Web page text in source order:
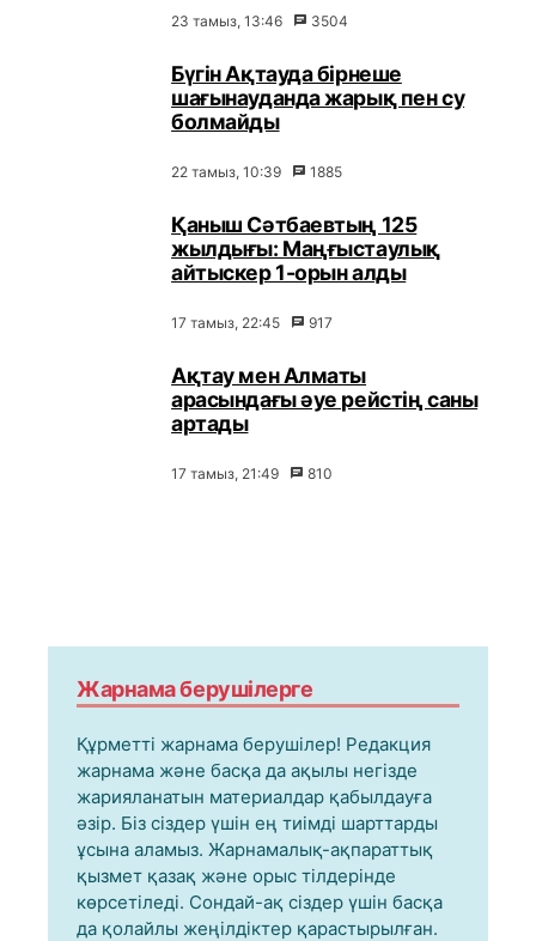
23 тамыз, 13:46 3504
Бүгін Ақтауда бірнеше
шағынауданда жарық пен су
болмайды
22 тамыз, 10:39 1885
Қаныш Сәтбаевтың 125
жылдығы: Маңғыстаулық
айтыскер 1-орын алды
17 тамыз, 22:45 917
Ақтау мен Алматы
арасындағы әуе рейстің саны
артады
17 тамыз, 21:49 810
Жарнама берушілерге
Құрметті жарнама берушілер! Редакция
жарнама және басқа да ақылы негізде
жарияланатын материалдар қабылдауға
әзір. Біз сіздер үшін ең тиімді шарттарды
ұсына аламыз. Жарнамалық-ақпараттық
қызмет қазақ және орыс тілдерінде
көрсетіледі. Сондай-ақ сіздер үшін басқа
да қолайлы жеңілдіктер қарастырылған.